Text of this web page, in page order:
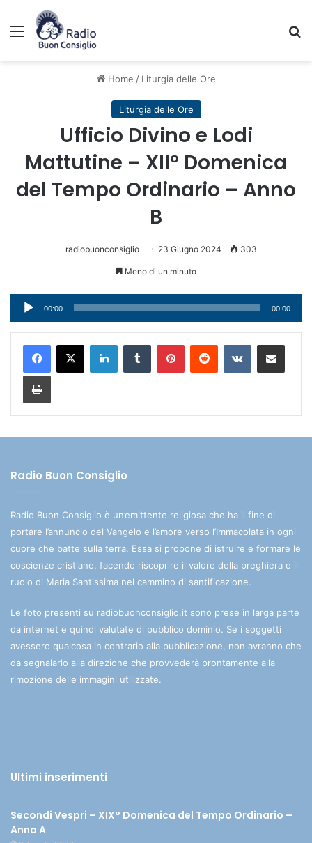
Menu
Home / Liturgia delle Ore
Liturgia delle Ore
Ufficio Divino e Lodi
Mattutine – XII° Domenica
del Tempo Ordinario – Anno
B
radiobuonconsiglio 23 Giugno 2024 303
Meno di un minuto
Audio
Player
00:00 00:00
Radio Buon Consiglio
Radio Buon Consiglio è un’emittente religiosa che ha il fine di
portare l’annuncio del Vangelo e l’amore verso l’Immacolata in ogni
cuore che batte sulla terra. Essa si propone di istruire e formare le
coscienze cristiane, facendo riscoprire il valore della preghiera e il
ruolo di Maria Santissima nel cammino di santificazione.
Le foto presenti su radiobuonconsiglio.it sono prese in larga parte
da internet e quindi valutate di pubblico dominio. Se i soggetti
avessero qualcosa in contrario alla pubblicazione, non avranno che
da segnalarlo alla direzione che provvederà prontamente alla
rimozione delle immagini utilizzate.
Ultimi inserimenti
Secondi Vespri – XIX° Domenica del Tempo Ordinario –
Anno A